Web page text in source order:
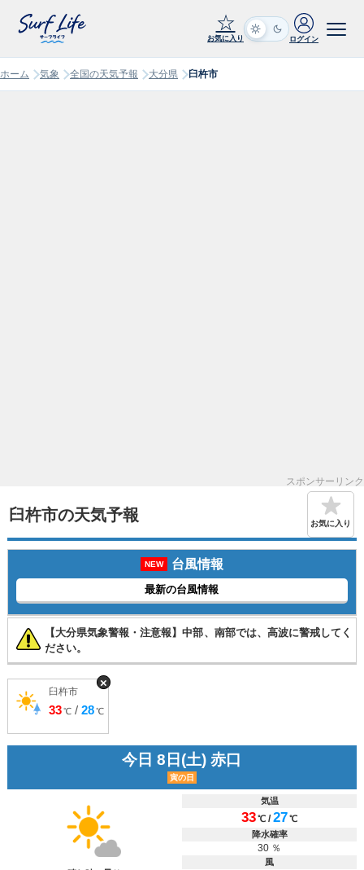
☆
お気に入り ログイン
ホーム 気象 全国の天気予報 大分県 臼杵市
スポンサーリンク
臼杵市の天気予報 お気に入り
NEW 台風情報
最新の台風情報
【大分県気象警報・注意報】中部、南部では、高波に警戒してく
ださい。
臼杵市
33℃/ 28℃
×
今日 8日(土) 赤口
寅の日
気温
33℃ /27℃
降水確率
30 ％
風